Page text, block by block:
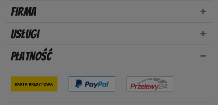
Firma
Usługi
Płatność
Karta kredytowa